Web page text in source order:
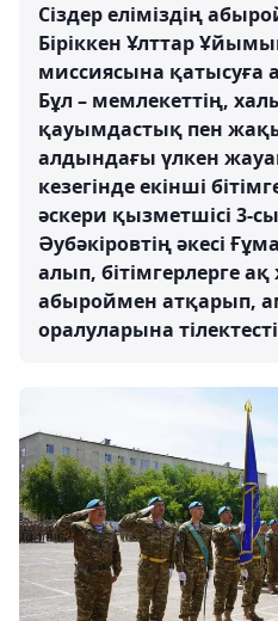
Сіздер еліміздің
Біріккен Ұлттар
миссиясына қатысуға
Бұл – мемлекеттің,
қауымдастық пен
алдындағы үлкен
кезегінде екінші
әскери қызметшісі 3-
Әубәкіровтің әкесі
алып, бітімгерлерге
абыроймен атқарып,
оралуларына